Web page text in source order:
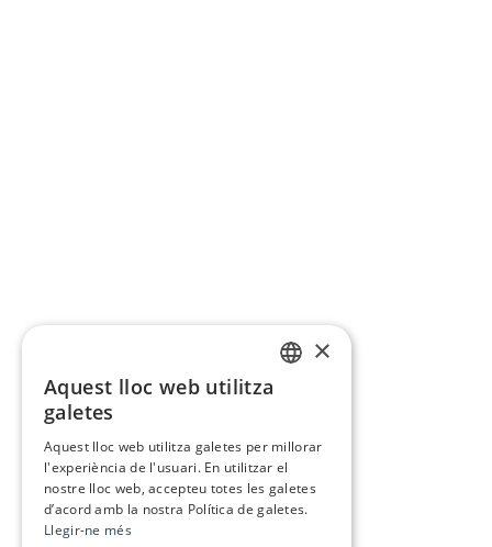
×
Aquest lloc web utilitza
galetes
Aquest lloc web utilitza galetes per millorar
l'experiència de l'usuari. En utilitzar el
nostre lloc web, accepteu totes les galetes
d’acord amb la nostra Política de galetes.
Llegir-ne més